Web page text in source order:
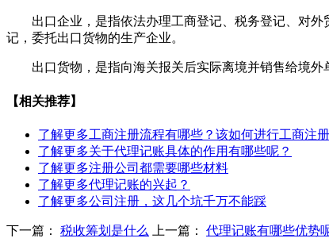
出口企业，是指依法办理工商登记、税务登记、对外
记，委托出口货物的生产企业。
出口货物，是指向海关报关后实际离境并销售给境外
【相关推荐】
了解更多工商注册流程有哪些？该如何进行工商注
了解更多关于代理记账具体的作用有哪些呢？
了解更多注册公司都需要哪些材料
了解更多代理记账的兴起？
了解更多公司注册，这几个坑千万不能踩
下一篇： 税收筹划是什么 上一篇： 代理记账有哪些优势